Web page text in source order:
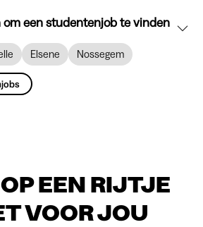
om een studentenjob te vinden
Elsene Nossegem
EEN RIJTJE
VOOR JOU